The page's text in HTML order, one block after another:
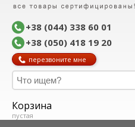
+38 (044) 338 60 01
+38 (050) 418 19 20
перезвоните мне
Корзина
пустая